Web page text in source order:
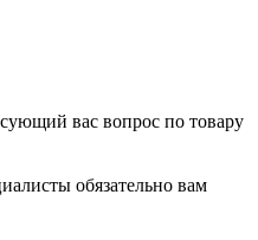
вас вопрос по товару
обязательно вам